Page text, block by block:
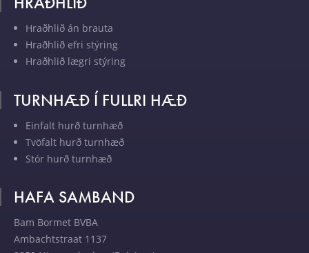
Hraðhlið án brauta
Hraðhlið efri stýring
Hraðhlið lægri stýring
TURNHÆÐ Í FULLRI HÆÐ
Einfalt hurð turnhæð
Tvöfalt hurð turnhæð
Stór hurð turnhæð
HAFA SAMBAND
Bam Bormet BVBA
Ambachtstraat 1137